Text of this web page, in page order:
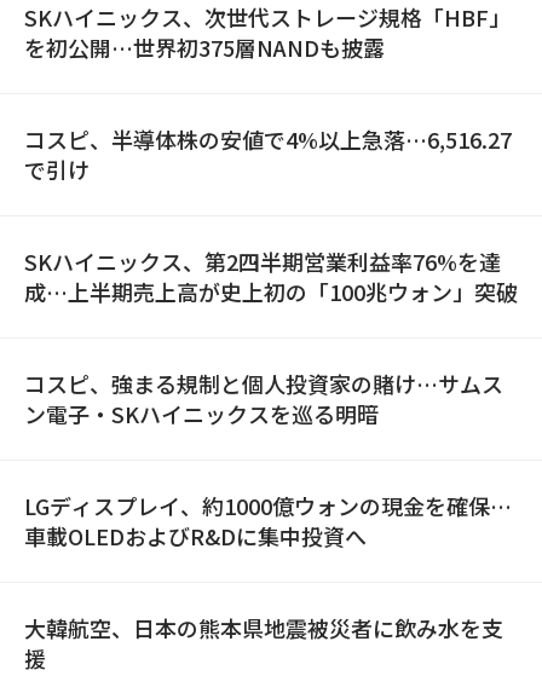
SKハイニックス、次世代ストレージ規格「HBF」
を初公開…世界初375層NANDも披露
コスピ、半導体株の安値で4%以上急落…6,516.27
で引け
SKハイニックス、第2四半期営業利益率76%を達
成…上半期売上高が史上初の「100兆ウォン」突破
コスピ、強まる規制と個人投資家の賭け…サムス
ン電子・SKハイニックスを巡る明暗
LGディスプレイ、約1000億ウォンの現金を確保…
車載OLEDおよびR&Dに集中投資へ
大韓航空、日本の熊本県地震被災者に飲み水を支
援